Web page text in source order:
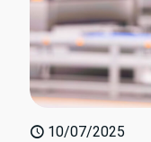
10/07/2025